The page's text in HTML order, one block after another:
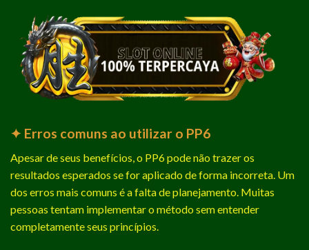
✦ Erros comuns ao utilizar o PP6
Apesar de seus benefícios, o PP6 pode não trazer os
resultados esperados se for aplicado de forma incorreta. Um
dos erros mais comuns é a falta de planejamento. Muitas
pessoas tentam implementar o método sem entender
completamente seus princípios.